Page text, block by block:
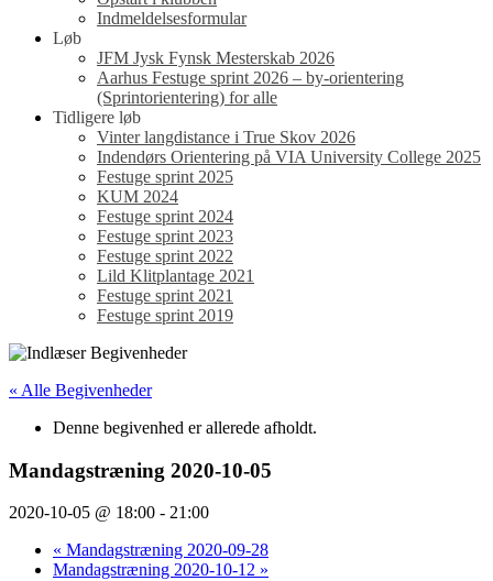
Indmeldelsesformular
Løb
JFM Jysk Fynsk Mesterskab 2026
Aarhus Festuge sprint 2026 – by-orientering
(Sprintorientering) for alle
Tidligere løb
Vinter langdistance i True Skov 2026
Indendørs Orientering på VIA University College 2025
Festuge sprint 2025
KUM 2024
Festuge sprint 2024
Festuge sprint 2023
Festuge sprint 2022
Lild Klitplantage 2021
Festuge sprint 2021
Festuge sprint 2019
« Alle Begivenheder
Denne begivenhed er allerede afholdt.
Mandagstræning 2020-10-05
2020-10-05 @ 18:00 - 21:00
« Mandagstræning 2020-09-28
Mandagstræning 2020-10-12 »